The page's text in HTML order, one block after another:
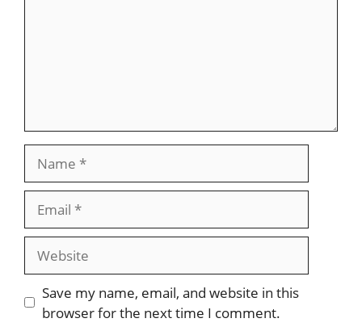
Website
Save my name, email, and website in this
browser for the next time I comment.